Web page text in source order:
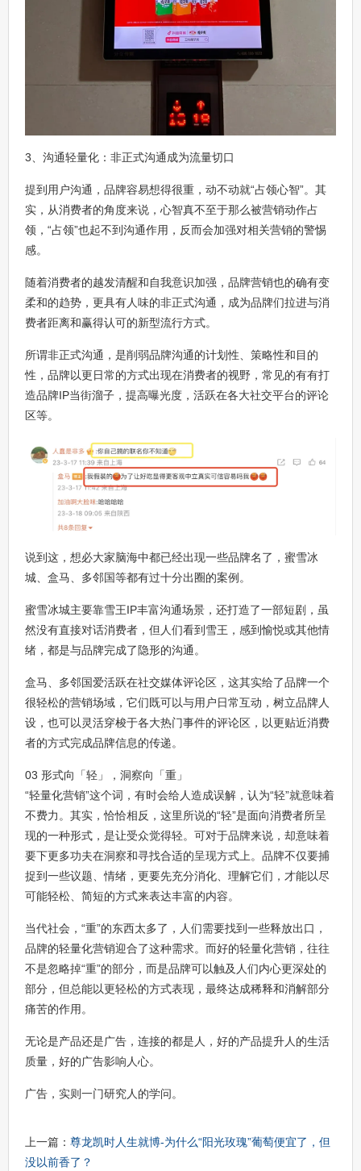
3、沟通轻量化：非正式沟通成为流量切口
提到用户沟通，品牌容易想得很重，动不动就“占领心智”。其
实，从消费者的角度来说，心智真不至于那么被营销动作占
领，“占领”也起不到沟通作用，反而会加强对相关营销的警惕
感。
随着消费者的越发清醒和自我意识加强，品牌营销也的确有变
柔和的趋势，更具有人味的非正式沟通，成为品牌们拉进与消
费者距离和赢得认可的新型流行方式。
所谓非正式沟通，是削弱品牌沟通的计划性、策略性和目的
性，品牌以更日常的方式出现在消费者的视野，常见的有有打
造品牌IP当街溜子，提高曝光度，活跃在各大社交平台的评论
区等。
说到这，想必大家脑海中都已经出现一些品牌名了，蜜雪冰
城、盒马、多邻国等都有过十分出圈的案例。
蜜雪冰城主要靠雪王IP丰富沟通场景，还打造了一部短剧，虽
然没有直接对话消费者，但人们看到雪王，感到愉悦或其他情
绪，都是与品牌完成了隐形的沟通。
盒马、多邻国爱活跃在社交媒体评论区，这其实给了品牌一个
很轻松的营销场域，它们既可以与用户日常互动，树立品牌人
设，也可以灵活穿梭于各大热门事件的评论区，以更贴近消费
者的方式完成品牌信息的传递。
03 形式向「轻」，洞察向「重」
“轻量化营销”这个词，有时会给人造成误解，认为“轻”就意味着
不费力。其实，恰恰相反，这里所说的“轻”是面向消费者所呈
现的一种形式，是让受众觉得轻。可对于品牌来说，却意味着
要下更多功夫在洞察和寻找合适的呈现方式上。品牌不仅要捕
捉到一些议题、情绪，更要先充分消化、理解它们，才能以尽
可能轻松、简短的方式来表达丰富的内容。
当代社会，“重”的东西太多了，人们需要找到一些释放出口，
品牌的轻量化营销迎合了这种需求。而好的轻量化营销，往往
不是忽略掉“重”的部分，而是品牌可以触及人们内心更深处的
部分，但总能以更轻松的方式表现，最终达成稀释和消解部分
痛苦的作用。
无论是产品还是广告，连接的都是人，好的产品提升人的生活
质量，好的广告影响人心。
广告，实则一门研究人的学问。
上一篇： 尊龙凯时人生就博-为什么“阳光玫瑰”葡萄便宜了，但
没以前香了？